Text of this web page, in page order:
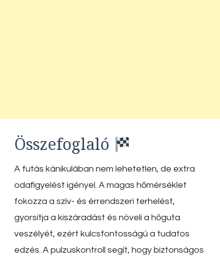
Összefoglaló
A futás kánikulában nem lehetetlen, de extra
odafigyelést igényel. A magas hőmérséklet
fokozza a szív- és érrendszeri terhelést,
gyorsítja a kiszáradást és növeli a hőguta
veszélyét, ezért kulcsfontosságú a tudatos
edzés. A pulzuskontroll segít, hogy biztonságos